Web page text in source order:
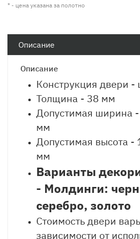
* - цена указана за полотно
Описание
Описание
Конструкция двери -
Толщина - 38 мм
Допустимая ширина
мм
Допустимая высота -
мм
Варианты
- Молдинги:
серебро, золото
Стоимость двери
зависимости от